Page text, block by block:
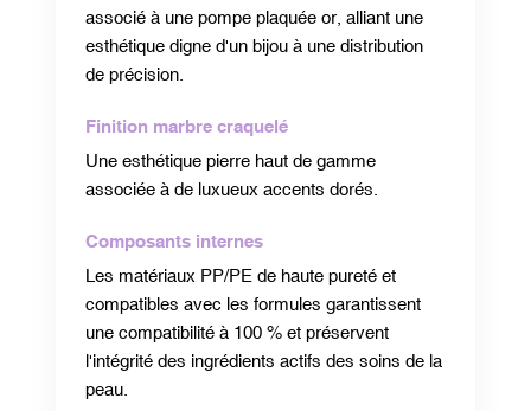
associé à une pompe plaquée or, alliant une
esthétique digne d'un bijou à une distribution
de précision.
Finition marbre craquelé
Une esthétique pierre haut de gamme
associée à de luxueux accents dorés.
Composants internes
Les matériaux PP/PE de haute pureté et
compatibles avec les formules garantissent
une compatibilité à 100 % et préservent
l'intégrité des ingrédients actifs des soins de la
peau.